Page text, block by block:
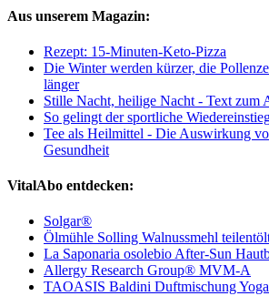
Aus unserem Magazin:
Rezept: 15-Minuten-Keto-Pizza
Die Winter werden kürzer, die
länger
Stille Nacht, heilige Nacht - Text zum
So gelingt der sportliche
Tee als Heilmittel - Die Auswirkung
Gesundheit
VitalAbo entdecken:
Solgar®
Ölmühle Solling Walnussmehl
La Saponaria osolebio After-Sun
Allergy Research Group® MVM-A
TAOASIS Baldini Duftmischung